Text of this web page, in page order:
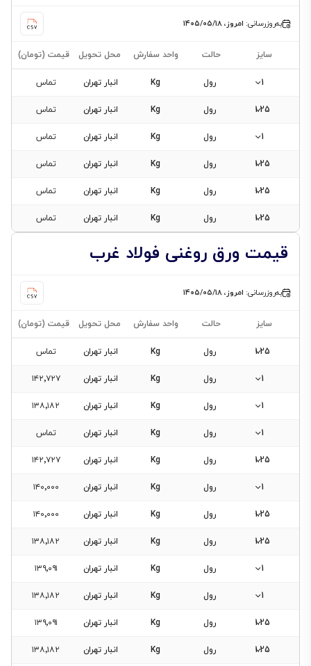
به‌روزرسانی: امروز، ۱۴۰۵/۰۵/۱۸
سایز حالت واحد سفارش محل تحویل قیمت (تومان)
1 رول Kg انبار تهران تماس
1.25 رول Kg انبار تهران تماس
1 رول Kg انبار تهران تماس
1.25 رول Kg انبار تهران تماس
1.25 رول Kg انبار تهران تماس
1.25 رول Kg انبار تهران تماس
قیمت ورق روغنی فولاد غرب
به‌روزرسانی: امروز، ۱۴۰۵/۰۵/۱۸
سایز حالت واحد سفارش محل تحویل قیمت (تومان)
1.25 رول Kg انبار تهران تماس
1 رول Kg انبار تهران ۱۴۲٬۷۲۷
1 رول Kg انبار تهران ۱۳۸٬۱۸۲
1 رول Kg انبار تهران تماس
1.25 رول Kg انبار تهران ۱۴۲٬۷۲۷
1 رول Kg انبار تهران ۱۴۰٬۰۰۰
1.25 رول Kg انبار تهران ۱۴۰٬۰۰۰
1.25 رول Kg انبار تهران ۱۳۸٬۱۸۲
1 رول Kg انبار تهران ۱۳۹٬۰۹۱
1 رول Kg انبار تهران ۱۳۸٬۱۸۲
1.25 رول Kg انبار تهران ۱۳۹٬۰۹۱
1.25 رول Kg انبار تهران ۱۳۸٬۱۸۲